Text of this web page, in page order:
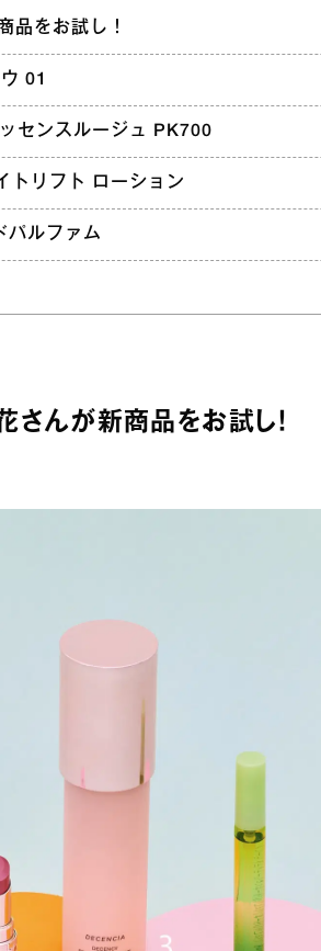
品をお試し！
01
センスルージュ PK700
リフト ローション
ルファム
んが新商品をお試し！